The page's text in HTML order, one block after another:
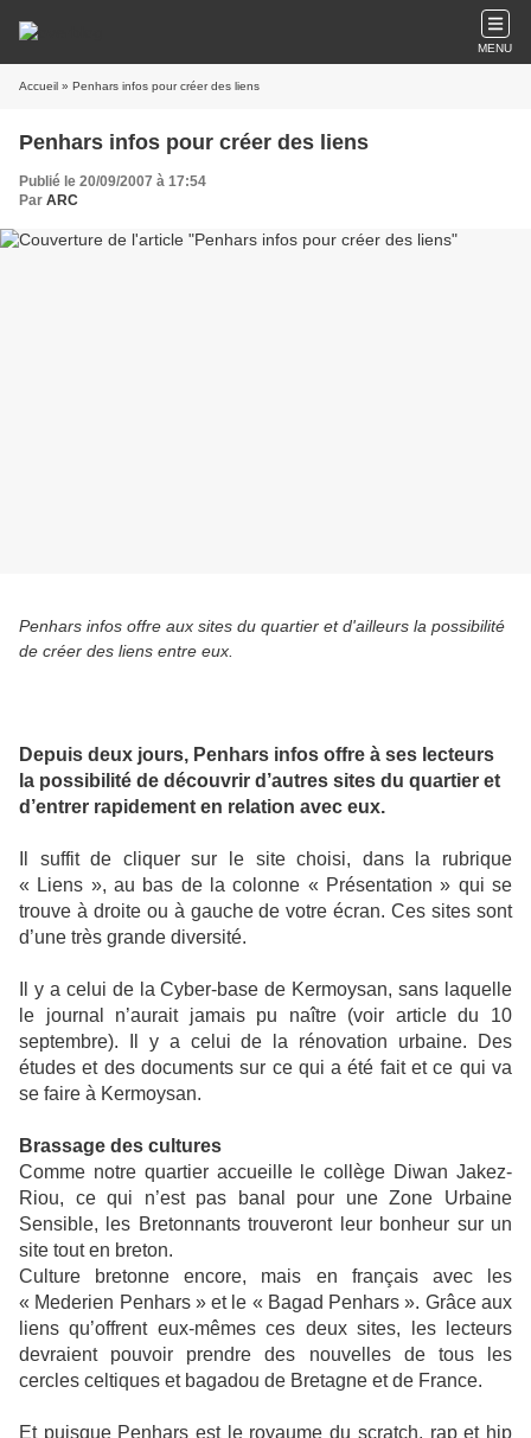
MENU
Accueil » Penhars infos pour créer des liens
Penhars infos pour créer des liens
Publié le 20/09/2007 à 17:54
Par ARC
Penhars infos offre aux sites du quartier et d'ailleurs la possibilité
de créer des liens entre eux.
Depuis deux jours, Penhars infos offre à ses lecteurs
la possibilité de découvrir d’autres sites du quartier et
d’entrer rapidement en relation avec eux.
Il suffit de cliquer sur le site choisi, dans la rubrique
« Liens », au bas de la colonne « Présentation » qui se
trouve à droite ou à gauche de votre écran. Ces sites sont
d’une très grande diversité.
Il y a celui de la Cyber-base de Kermoysan, sans laquelle
le journal n’aurait jamais pu naître (voir article du 10
septembre). Il y a celui de la rénovation urbaine. Des
études et des documents sur ce qui a été fait et ce qui va
se faire à Kermoysan.
Brassage des cultures
Comme notre quartier accueille le collège Diwan Jakez-
Riou, ce qui n’est pas banal pour une Zone Urbaine
Sensible, les Bretonnants trouveront leur bonheur sur un
site tout en breton.
Culture bretonne encore, mais en français avec les
« Mederien Penhars » et le « Bagad Penhars ». Grâce aux
liens qu’offrent eux-mêmes ces deux sites, les lecteurs
devraient pouvoir prendre des nouvelles de tous les
cercles celtiques et bagadou de Bretagne et de France.
Et puisque Penhars est le royaume du scratch, rap et hip